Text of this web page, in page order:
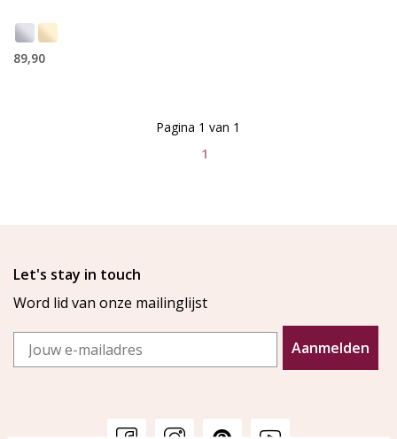
89,90
1
Pagina 1 van 1
Let's stay in touch
Word lid van onze mailinglijst
Email
Aanmelden